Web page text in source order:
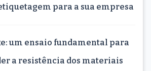
para a sua empresa
um ensaio fundamental para
a resistência dos materiais